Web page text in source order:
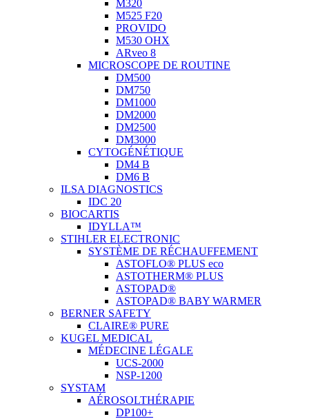
M320
M525 F20
PROVIDO
M530 OHX
ARveo 8
MICROSCOPE DE ROUTINE
DM500
DM750
DM1000
DM2000
DM2500
DM3000
CYTOGÉNÉTIQUE
DM4 B
DM6 B
ILSA DIAGNOSTICS
IDC 20
BIOCARTIS
IDYLLA™
STIHLER ELECTRONIC
SYSTÈME DE RÉCHAUFFEMENT
ASTOFLO® PLUS eco
ASTOTHERM® PLUS
ASTOPAD®
ASTOPAD® BABY WARMER
BERNER SAFETY
CLAIRE® PURE
KUGEL MEDICAL
MÉDECINE LÉGALE
UCS-2000
NSP-1200
SYSTAM
AÉROSOLTHÉRAPIE
DP100+